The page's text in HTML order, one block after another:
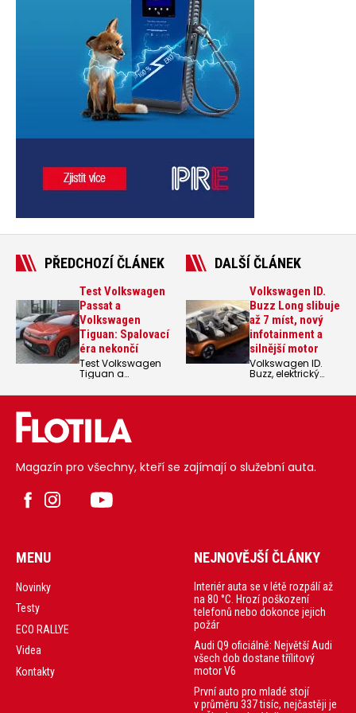
PŘEDCHOZÍ ČLÁNEK
Test Volkswagen
Passat a
Volkswagen
Tiguan: Spalovací
éra nekončí
Test Volkswagen
Tiguan a
Passat / První
s Golfem po
dlouhá léta mezi
nejzásadnější a
modely značky.
DALŠÍ ČLÁNEK
Volkswagen ID.
Buzz Long slibuje
až 7 míst, nový
infotainment a
silnější motor
Volkswagen ID.
Buzz, elektrický
kultovního
prodloužená
Magazín pro všechny, kteří se zajímají o služební auta.
MENU
Novinky
Testy
ECO RALLYE
Videa
Kontakty
NEJNOVĚJŠÍ ČLÁNKY
Interiér auta se v létě rozpálí až
na 80 °C. Hrozí poškození
telefonů nebo dokonce jejich
požár
Audi Q9 oficiálně: Největší Audi
všech dob dostane třílitový
motor V6
První auto pro mladé stojí
v průměru 337 tisíc, nejčastěji je